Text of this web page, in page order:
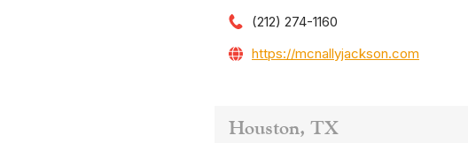
(212) 274-1160
https://mcnallyjackson.com
Houston, TX